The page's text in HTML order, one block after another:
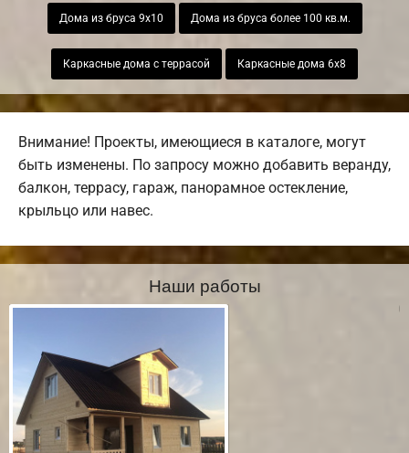
Дома из бруса 9х10 Дома из бруса более 100 кв.м.
Каркасные дома с террасой Каркасные дома 6х8
Внимание! Проекты, имеющиеся в каталоге, могут
быть изменены. По запросу можно добавить веранду,
балкон, террасу, гараж, панорамное остекление,
крыльцо или навес.
Наши работы